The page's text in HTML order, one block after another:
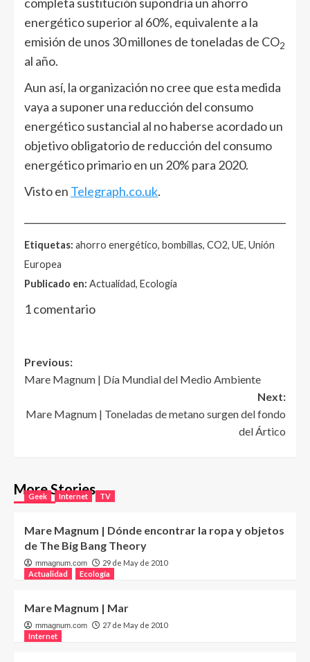
energético superior al 60%, equivalente a la
emisión de unos 30 millones de toneladas de CO2
al año.
Aun así, la organización no cree que esta medida
vaya a suponer una reducción del consumo
energético sustancial al no haberse acordado un
objetivo obligatorio de reducción del consumo
energético primario en un 20% para 2020.
Visto en Telegraph.co.uk.
Etiquetas: ahorro energético, bombillas, CO2, UE, Unión
Europea
Publicado en: Actualidad, Ecología
1 comentario
Post
navigation
Previous:
Mare Magnum | Día Mundial del Medio Ambiente
Next:
Mare Magnum | Toneladas de metano surgen del fondo
del Ártico
More Stories
Geek Internet TV
Mare Magnum | Dónde encontrar la ropa y objetos
de The Big Bang Theory
mmagnum.com
29 de May de 2010
Actualidad
Ecología
Mare Magnum | Mar
mmagnum.com
27 de May de 2010
Internet